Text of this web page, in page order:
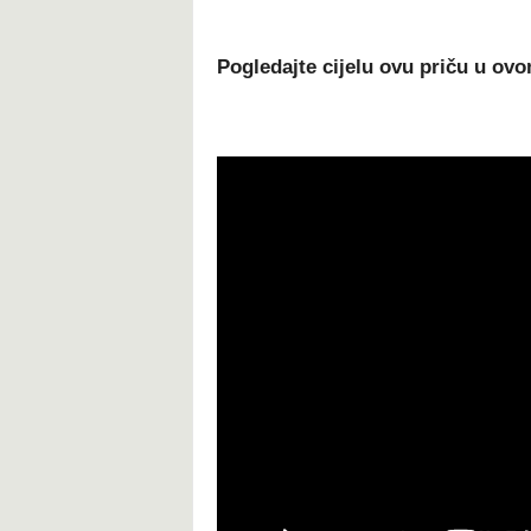
Pogledajte cijelu ovu priču u